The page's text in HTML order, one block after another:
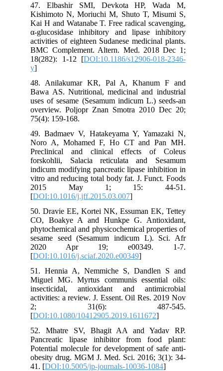
47. Elbashir SMI, Devkota HP, Wada M,
Kishimoto N, Moriuchi M, Shuto T, Misumi S,
Kai H and Watanabe T. Free radical scavenging,
α-glucosidase inhibitory and lipase inhibitory
activities of eighteen Sudanese medicinal plants.
BMC Complement. Altern. Med. 2018 Dec 1;
18(282): 1-12 [DOI:10.1186/s12906-018-2346-
48. Anilakumar KR, Pal A, Khanum F and
Bawa AS. Nutritional, medicinal and industrial
uses of sesame (Sesamum indicum L.) seeds-an
overview. Poljopr Znan Smotra 2010 Dec 20;
75(4): 159-168.
49. Badmaev V, Hatakeyama Y, Yamazaki N,
Noro A, Mohamed F, Ho CT and Pan MH.
Preclinical and clinical effects of Coleus
forskohlii, Salacia reticulata and Sesamum
indicum modifying pancreatic lipase inhibition in
vitro and reducing total body fat. J. Funct. Foods
2015 May 1; 15: 44-51.
[DOI:10.1016/j.jff.2015.03.007
50. Dravie EE, Kortei NK, Essuman EK, Tettey
CO, Boakye A and Hunkpe G. Antioxidant,
phytochemical and physicochemical properties of
sesame seed (Sesamum indicum L). Sci. Afr
2020 Apr 19; e00349. 1-7.
[DOI:10.1016/j.sciaf.2020.e00349
51. Hennia A, Nemmiche S, Dandlen S and
Miguel MG. Myrtus communis essential oils:
insecticidal, antioxidant and antimicrobial
activities: a review. J. Essent. Oil Res. 2019 Nov
2; 31(6): 487-545.
[DOI:10.1080/10412905.2019.1611672
52. Mhatre SV, Bhagit AA and Yadav RP.
Pancreatic lipase inhibitor from food plant:
Potential molecule for development of safe anti-
obesity drug. MGM J. Med. Sci. 2016; 3(1): 34-
41. [DOI:10.5005/jp-journals-10036-1084